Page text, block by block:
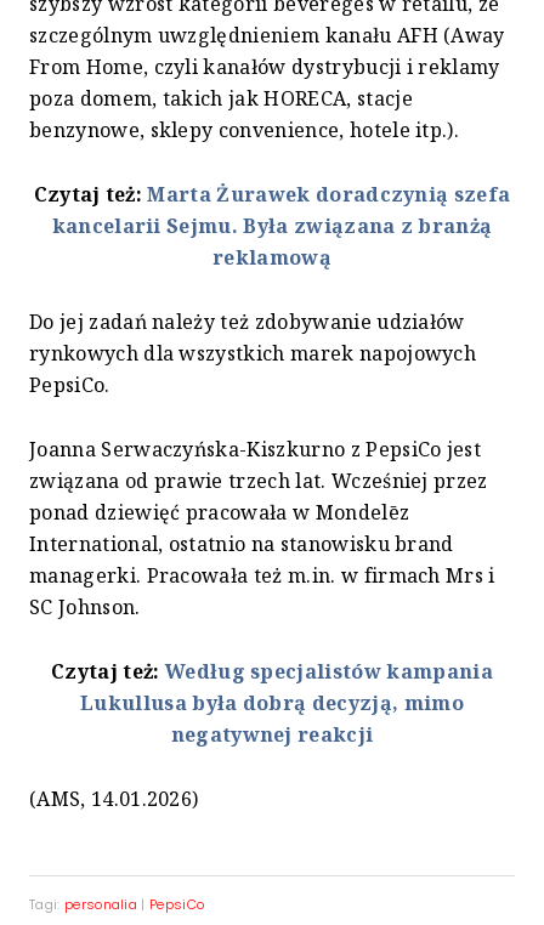
szczególnym uwzględnieniem kanału AFH (Away
From Home, czyli kanałów dystrybucji i reklamy
poza domem, takich jak HORECA, stacje
benzynowe, sklepy convenience, hotele itp.).
Czytaj też:Marta Żurawek doradczynią szefa
kancelarii Sejmu. Była związana z branżą
reklamową
Do jej zadań należy też zdobywanie udziałów
rynkowych dla wszystkich marek napojowych
PepsiCo.
Joanna Serwaczyńska-Kiszkurno z PepsiCo jest
związana od prawie trzech lat. Wcześniej przez
ponad dziewięć pracowała w Mondelēz
International, ostatnio na stanowisku brand
managerki. Pracowała też m.in. w firmach Mrs i
SC Johnson.
Czytaj też:Według specjalistów kampania
Lukullusa była dobrą decyzją, mimo
negatywnej reakcji
(AMS, 14.01.2026)
Tagi: personalia | PepsiCo